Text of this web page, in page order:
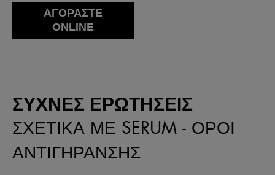
ΑΓΟΡΑΣΤΕ
ONLINE
ΣΥΧΝΈΣ ΕΡΩΤΉΣΕΙΣ
ΣΧΕΤΙΚΆ ΜΕ SERUM - ΟΡΟΊ
ΑΝΤΙΓΉΡΑΝΣΗΣ